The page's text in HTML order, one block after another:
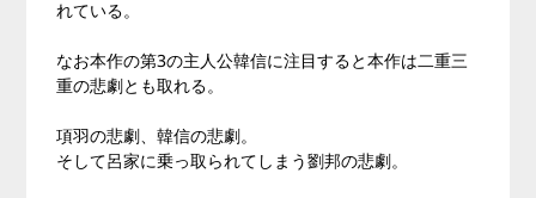
れている。
なお本作の第3の主人公韓信に注目すると本作は二重三
重の悲劇とも取れる。
項羽の悲劇、韓信の悲劇。
そして呂家に乗っ取られてしまう劉邦の悲劇。